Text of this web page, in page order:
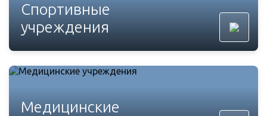
Спортивные
учреждения
Медицинские